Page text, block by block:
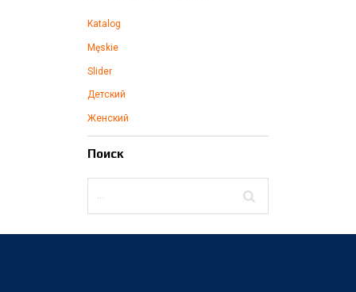
Katalog
Męskie
Slider
Детский
Женский
Поиск